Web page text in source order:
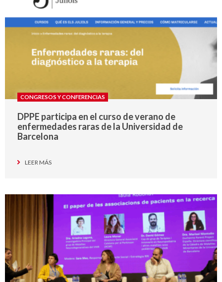
CONGRESOS Y CONFERENCIAS
DPPE participa en el curso de verano de
enfermedades raras de la Universidad de
Barcelona
LEER MÁS